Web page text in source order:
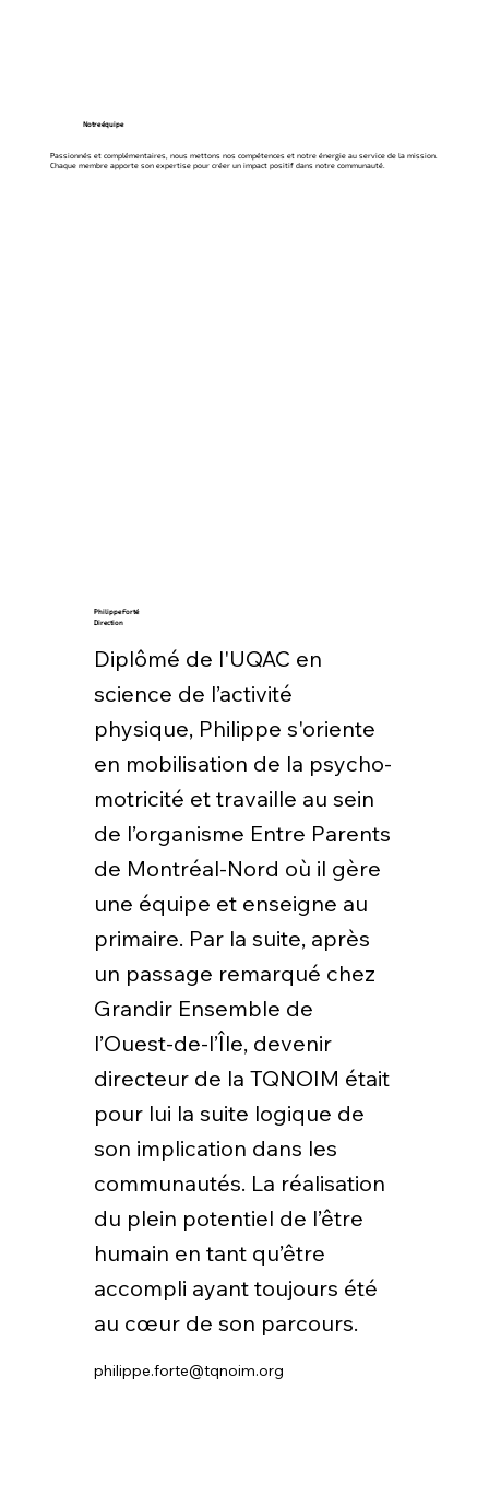
Notre équipe
Passionnés et complémentaires, nous mettons nos compétences et notre énergie au service de la mission.
Chaque membre apporte son expertise pour créer un impact positif dans notre communauté.
Philippe Forté
Direction
Diplômé de l'UQAC en
science de l’activité
physique, Philippe s'oriente
en mobilisation de la psycho-
motricité et travaille au sein
de l’organisme Entre Parents
de Montréal-Nord où il gère
une équipe et enseigne au
primaire. Par la suite, après
un passage remarqué chez
Grandir Ensemble de
l’Ouest-de-l’Île, devenir
directeur de la TQNOIM était
pour lui la suite logique de
son implication dans les
communautés. La réalisation
du plein potentiel de l’être
humain en tant qu’être
accompli ayant toujours été
au cœur de son parcours.
philippe.forte@tqnoim.org